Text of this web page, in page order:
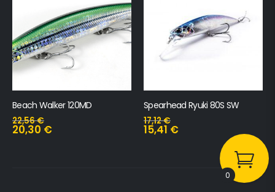
Beach Walker 120MD
22,56€
20,30 €
Spearhead Ryuki 80S SW
17,12€
15,41 €
0